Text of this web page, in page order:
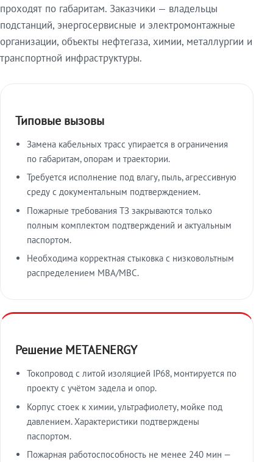
проходят по габаритам. Заказчики — владельцы
подстанций, энергосервисные и электромонтажные
организации, объекты нефтегаза, химии, металлургии и
транспортной инфраструктуры.
Типовые вызовы
Замена кабельных трасс упирается в ограничения
по габаритам, опорам и траектории.
Требуется исполнение под влагу, пыль, агрессивную
среду с документальным подтверждением.
Пожарные требования ТЗ закрываются только
полным комплектом подтверждений и актуальным
паспортом.
Необходима корректная стыковка с низковольтным
распределением МВА/МВС.
Решение METAENERGY
Токопровод с литой изоляцией IP68, монтируется по
проекту с учётом задела и опор.
Корпус стоек к химии, ультрафиолету, мойке под
давлением. Характеристики подтверждены
паспортом.
Пожарная работоспособность не менее 240 мин —